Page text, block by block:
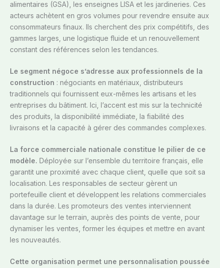
alimentaires (GSA), les enseignes LISA et les jardineries. Ces
acteurs achètent en gros volumes pour revendre ensuite aux
consommateurs finaux. Ils cherchent des prix compétitifs, des
gammes larges, une logistique fluide et un renouvellement
constant des références selon les tendances.
Le segment négoce s’adresse aux professionnels de la
construction : négociants en matériaux, distributeurs
traditionnels qui fournissent eux-mêmes les artisans et les
entreprises du bâtiment. Ici, l’accent est mis sur la technicité
des produits, la disponibilité immédiate, la fiabilité des
livraisons et la capacité à gérer des commandes complexes.
La force commerciale nationale constitue le pilier de ce
modèle. Déployée sur l’ensemble du territoire français, elle
garantit une proximité avec chaque client, quelle que soit sa
localisation. Les responsables de secteur gèrent un
portefeuille client et développent les relations commerciales
dans la durée. Les promoteurs des ventes interviennent
davantage sur le terrain, auprès des points de vente, pour
dynamiser les ventes, former les équipes et mettre en avant
les nouveautés.
Cette organisation permet une personnalisation poussée